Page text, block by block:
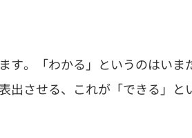
す。「わかる」というのはいま
出させる、これが「できる」と